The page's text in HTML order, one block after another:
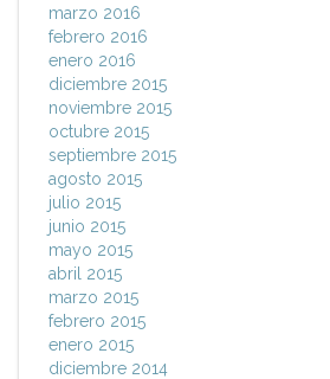
marzo 2016
febrero 2016
enero 2016
diciembre 2015
noviembre 2015
octubre 2015
septiembre 2015
agosto 2015
julio 2015
junio 2015
mayo 2015
abril 2015
marzo 2015
febrero 2015
enero 2015
diciembre 2014